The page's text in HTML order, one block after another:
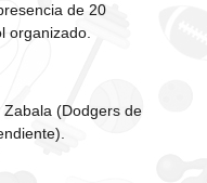
de 20
organizado.
(Dodgers de